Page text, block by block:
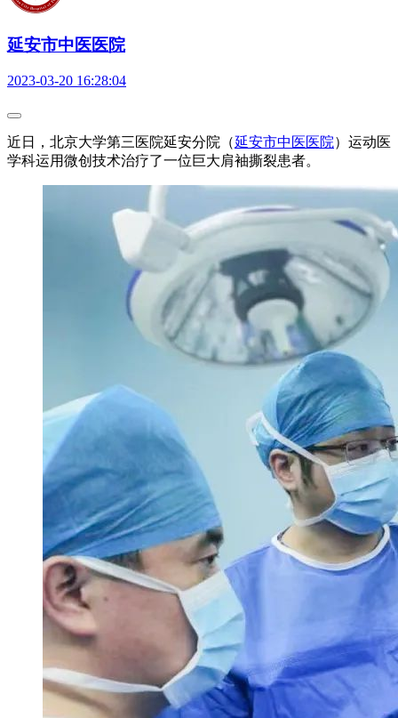
延安市中医医院
2023-03-20 16:28:04
近日，北京大学第三医院延安分院（延安市中医医院）运动医
学科运用微创技术治疗了一位巨大肩袖撕裂患者。